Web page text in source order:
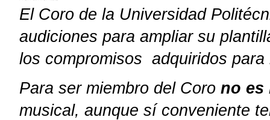
El Coro de la Universidad
audiciones para ampliar su
los compromisos adquiridos
Para ser miembro del Coro no es
musical, aunque sí conveniente